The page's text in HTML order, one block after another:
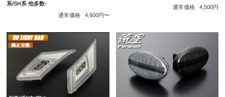
系/SH系 他多数-
通常価格
4,600円〜
通常価格
4,500円